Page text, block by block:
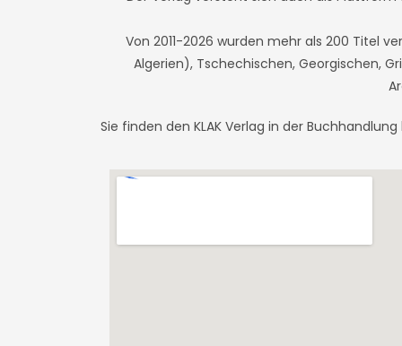
Von 2011-2026 wurden mehr als 200 Titel
Algerien), Tschechischen, Georgischen,
Sie finden den KLAK Verlag in der